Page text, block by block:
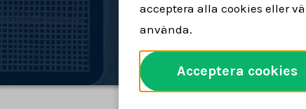
acceptera alla cookies eller
använda.
Acceptera cookies